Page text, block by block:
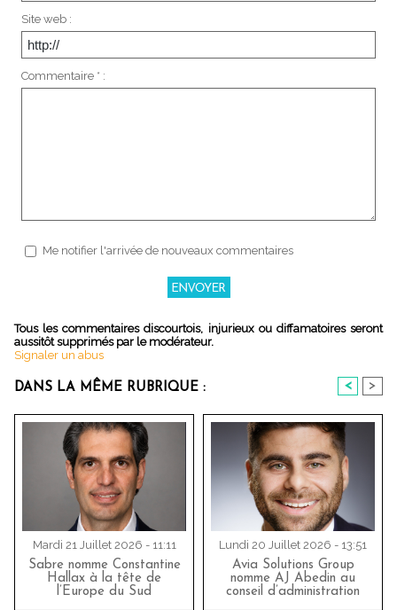
Site web :
Commentaire * :
Me notifier l'arrivée de nouveaux commentaires
Tous les commentaires discourtois, injurieux ou diffamatoires seront
aussitôt supprimés par le modérateur.
Signaler un abus
DANS LA MÊME RUBRIQUE : < >
Mardi 21 Juillet 2026 - 11:11
Sabre nomme Constantine
Hallax à la tête de
l’Europe du Sud
Lundi 20 Juillet 2026 - 13:51
Avia Solutions Group
nomme AJ Abedin au
conseil d’administration